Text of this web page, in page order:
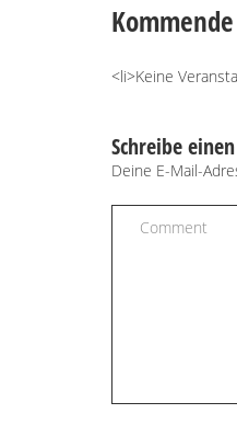
<li>Keine
Schreibe
Deine E-Mail-